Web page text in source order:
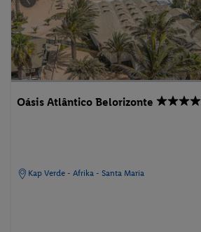
Oásis Atlântico Belorizonte
Kap Verde - Afrika - Santa Maria